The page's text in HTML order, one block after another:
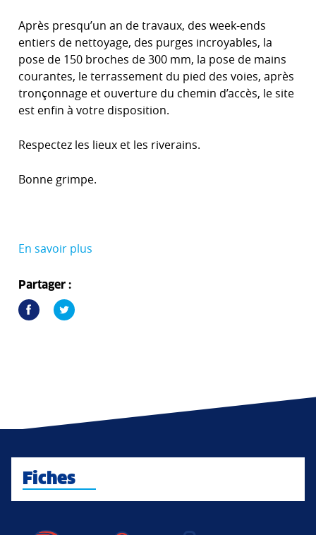
Après presqu’un an de travaux, des week-ends
entiers de nettoyage, des purges incroyables, la
pose de 150 broches de 300 mm, la pose de mains
courantes, le terrassement du pied des voies, après
tronçonnage et ouverture du chemin d’accès, le site
est enfin à votre disposition.
Respectez les lieux et les riverains.
Bonne grimpe.
En savoir plus
Partager :
Fiches